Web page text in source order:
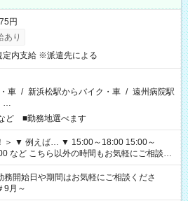
円
あり
定内支給 ※派遣先による
車 / 新浜松駅からバイク・車 / 遠州病院駅
…
ど ■勤務地選べます
～
気軽にご相談く
開始日や期間はお気軽にご相談くださ
月～